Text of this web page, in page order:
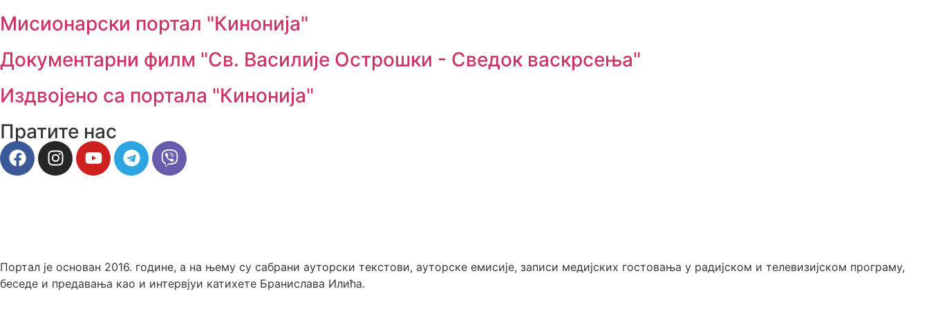
Мисионарски портал "Кинонија"
Документарни филм "Св. Василије Острошки - Сведок васкрсења"
Издвојено са портала "Кинонија"
Пратите нас
Портал је основан 2016. године, а на њему су сабрани ауторски текстови, ауторске емисије, записи медијских гостовања у радијском и телевизијском програму,
беседе и предавања као и интервјуи катихете Бранислава Илића.